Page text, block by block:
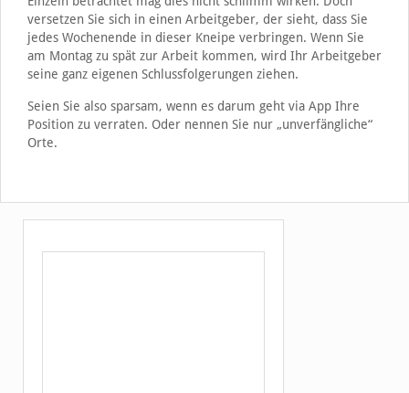
versetzen Sie sich in einen Arbeitgeber, der sieht, dass Sie
jedes Wochenende in dieser Kneipe verbringen. Wenn Sie
am Montag zu spät zur Arbeit kommen, wird Ihr Arbeitgeber
seine ganz eigenen Schlussfolgerungen ziehen.
Seien Sie also sparsam, wenn es darum geht via App Ihre
Position zu verraten. Oder nennen Sie nur „unverfängliche“
Orte.